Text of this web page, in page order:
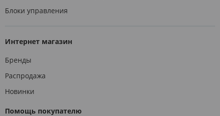
Блоки управления
Интернет магазин
Бренды
Распродажа
Новинки
Помощь покупателю